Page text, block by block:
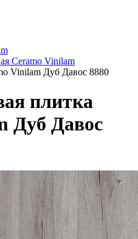
Ceramo Vinilam
Vinilam Дуб Давос 8880
плитка
Дуб Давос